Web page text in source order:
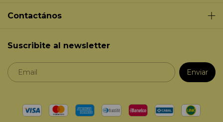
Contactános
Suscribite al newsletter